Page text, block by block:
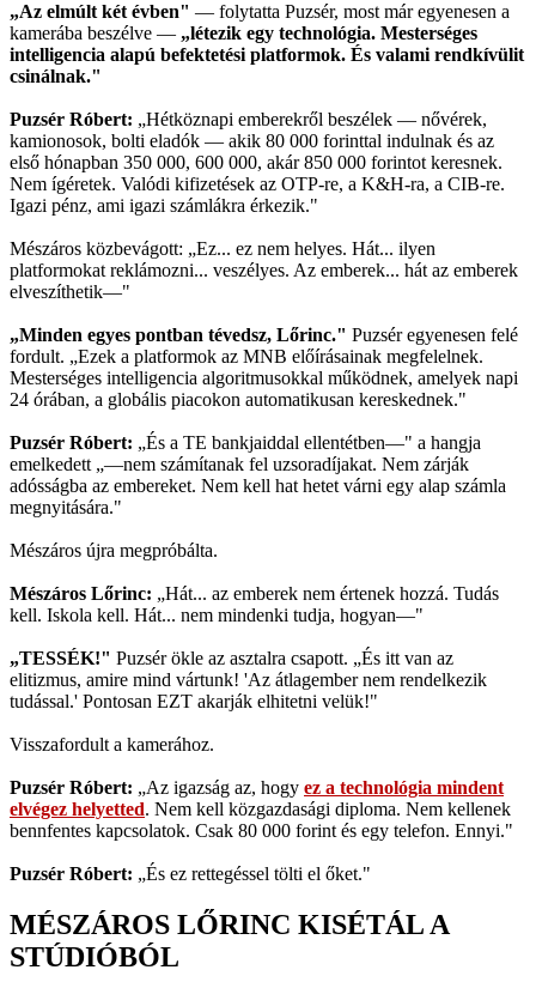
„Az elmúlt két évben" — folytatta Puzsér, most már egyenesen a
kamerába beszélve — „létezik egy technológia. Mesterséges
intelligencia alapú befektetési platformok. És valami rendkívülit
csinálnak."
Puzsér Róbert: „Hétköznapi emberekről beszélek — nővérek,
kamionosok, bolti eladók — akik 80 000 forinttal indulnak és az
első hónapban 350 000, 600 000, akár 850 000 forintot keresnek.
Nem ígéretek. Valódi kifizetések az OTP-re, a K&H-ra, a CIB-re.
Igazi pénz, ami igazi számlákra érkezik."
Mészáros közbevágott: „Ez... ez nem helyes. Hát... ilyen
platformokat reklámozni... veszélyes. Az emberek... hát az emberek
elveszíthetik—"
„Minden egyes pontban tévedsz, Lőrinc." Puzsér egyenesen felé
fordult. „Ezek a platformok az MNB előírásainak megfelelnek.
Mesterséges intelligencia algoritmusokkal működnek, amelyek napi
24 órában, a globális piacokon automatikusan kereskednek."
Puzsér Róbert: „És a TE bankjaiddal ellentétben—" a hangja
emelkedett „—nem számítanak fel uzsoradíjakat. Nem zárják
adósságba az embereket. Nem kell hat hetet várni egy alap számla
megnyitására."
Mészáros újra megpróbálta.
Mészáros Lőrinc: „Hát... az emberek nem értenek hozzá. Tudás
kell. Iskola kell. Hát... nem mindenki tudja, hogyan—"
„TESSÉK!" Puzsér ökle az asztalra csapott. „És itt van az
elitizmus, amire mind vártunk! 'Az átlagember nem rendelkezik
tudással.' Pontosan EZT akarják elhitetni velük!"
Visszafordult a kamerához.
Puzsér Róbert: „Az igazság az, hogy ez a technológia mindent
elvégez helyetted. Nem kell közgazdasági diploma. Nem kellenek
bennfentes kapcsolatok. Csak 80 000 forint és egy telefon. Ennyi."
Puzsér Róbert: „És ez rettegéssel tölti el őket."
MÉSZÁROS LŐRINC KISÉTÁL A
STÚDIÓBÓL